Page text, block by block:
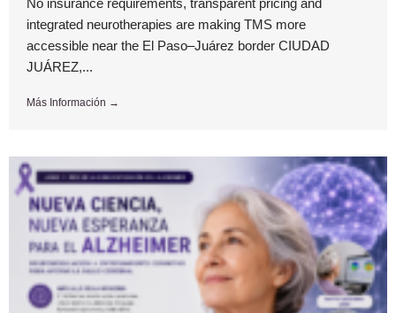
integrated neurotherapies are making TMS more
accessible near the El Paso–Juárez border CIUDAD
JUÁREZ,...
Más Información →